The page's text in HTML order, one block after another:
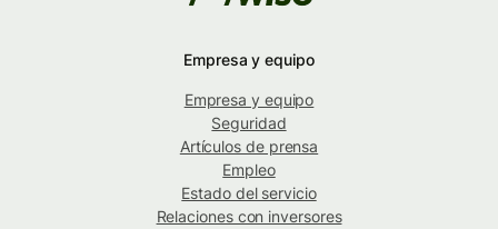
Empresa y equipo
Empresa y equipo
Seguridad
Artículos de prensa
Empleo
Estado del servicio
Relaciones con inversores